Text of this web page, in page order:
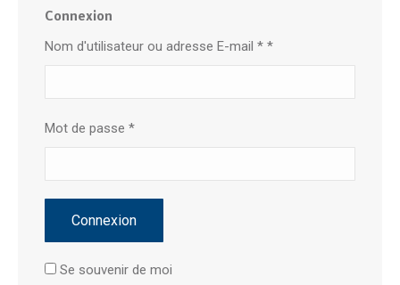
Connexion
Nom d'utilisateur ou adresse E-mail * *
Mot de passe *
Connexion
Se souvenir de moi